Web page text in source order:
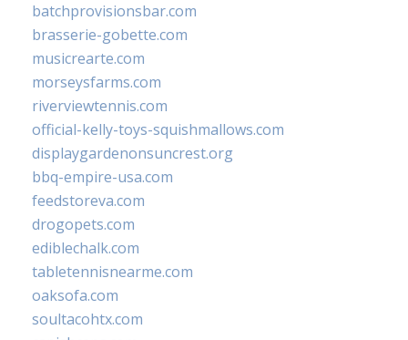
batchprovisionsbar.com
brasserie-gobette.com
musicrearte.com
morseysfarms.com
riverviewtennis.com
official-kelly-toys-squishmallows.com
displaygardenonsuncrest.org
bbq-empire-usa.com
feedstoreva.com
drogopets.com
ediblechalk.com
tabletennisnearme.com
oaksofa.com
soultacohtx.com